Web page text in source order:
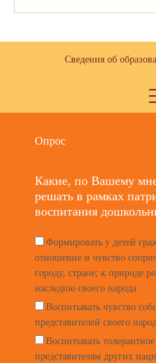
Сведения об
Опрос
Какие, по Вашему
решать в рамках
воспитания
Формировать у детей
отношение и чувство
городу, стране; к природе
наследию своего народа
Воспитывать чувство
представителей своего
Воспитывать
представителям других